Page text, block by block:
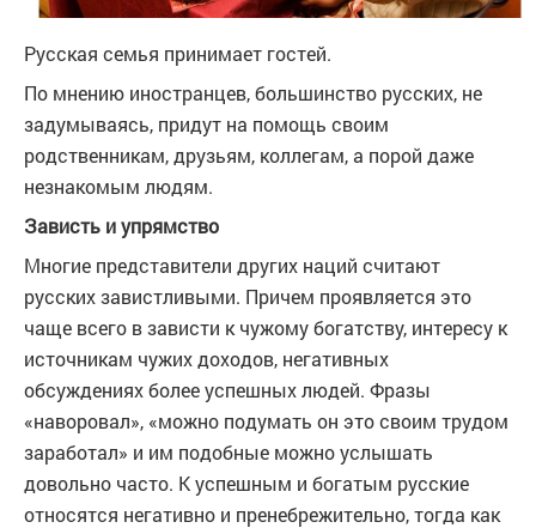
Русская семья принимает гостей.
По мнению иностранцев, большинство русских, не
задумываясь, придут на помощь своим
родственникам, друзьям, коллегам, а порой даже
незнакомым людям.
Зависть и упрямство
Многие представители других наций считают
русских завистливыми. Причем проявляется это
чаще всего в зависти к чужому богатству, интересу к
источникам чужих доходов, негативных
обсуждениях более успешных людей. Фразы
«наворовал», «можно подумать он это своим трудом
заработал» и им подобные можно услышать
довольно часто. К успешным и богатым русские
относятся негативно и пренебрежительно, тогда как